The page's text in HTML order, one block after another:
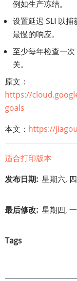
例如生产冻结。
设置延迟 SLI 以
最慢的响应。
至少每年检查一
关。
原文：
https://
goals
本文： https://
适合打印版本
发布日期 星期六,
最后修改 星期四,
Tags